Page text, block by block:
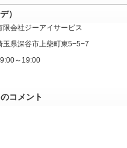
）
限会社ジーアイサービス
玉県深谷市上柴町東5−5−7
～19:00
コメント